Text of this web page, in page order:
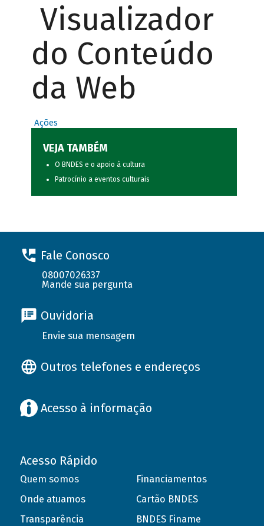
Visualizador
do Conteúdo
da Web
Ações
VEJA TAMBÉM
O BNDES e o apoio à cultura
Patrocínio a eventos culturais
Fale Conosco
08007026337
Mande sua pergunta
Ouvidoria
Envie sua mensagem
Outros telefones e endereços
Acesso à informação
Acesso Rápido
Quem somos
Onde atuamos
Transparência
Financiamentos
Cartão BNDES
BNDES Finame